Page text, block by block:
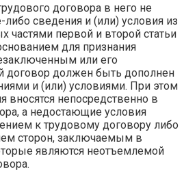
договора в него не
сведения и (или) условия из
частями первой и второй статьи
для признания
или его
договор должен быть дополнен
и (или) условиями. При этом
вносятся непосредственно в
а недостающие условия
к трудовому договору либо
сторон, заключаемым в
являются неотъемлемой